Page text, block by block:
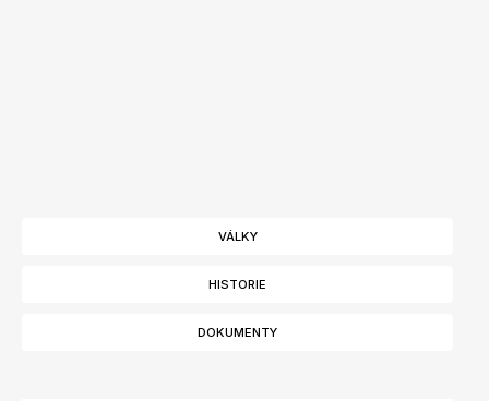
VÁLKY
HISTORIE
DOKUMENTY